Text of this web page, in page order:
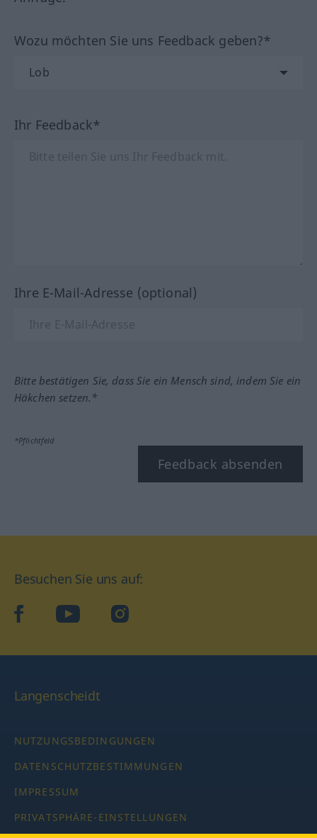
Wozu möchten Sie uns Feedback geben?*
Ihr Feedback*
Ihre E-Mail-Adresse (optional)
Bitte bestätigen Sie, dass Sie ein Mensch sind, indem Sie ein
Häkchen setzen.*
*Pflichtfeld
Feedback absenden
Besuchen Sie uns auf:
facebookYouTube Instagram
Langenscheidt
NUTZUNGSBEDINGUNGEN
DATENSCHUTZBESTIMMUNGEN
IMPRESSUM
PRIVATSPHÄRE-EINSTELLUNGEN